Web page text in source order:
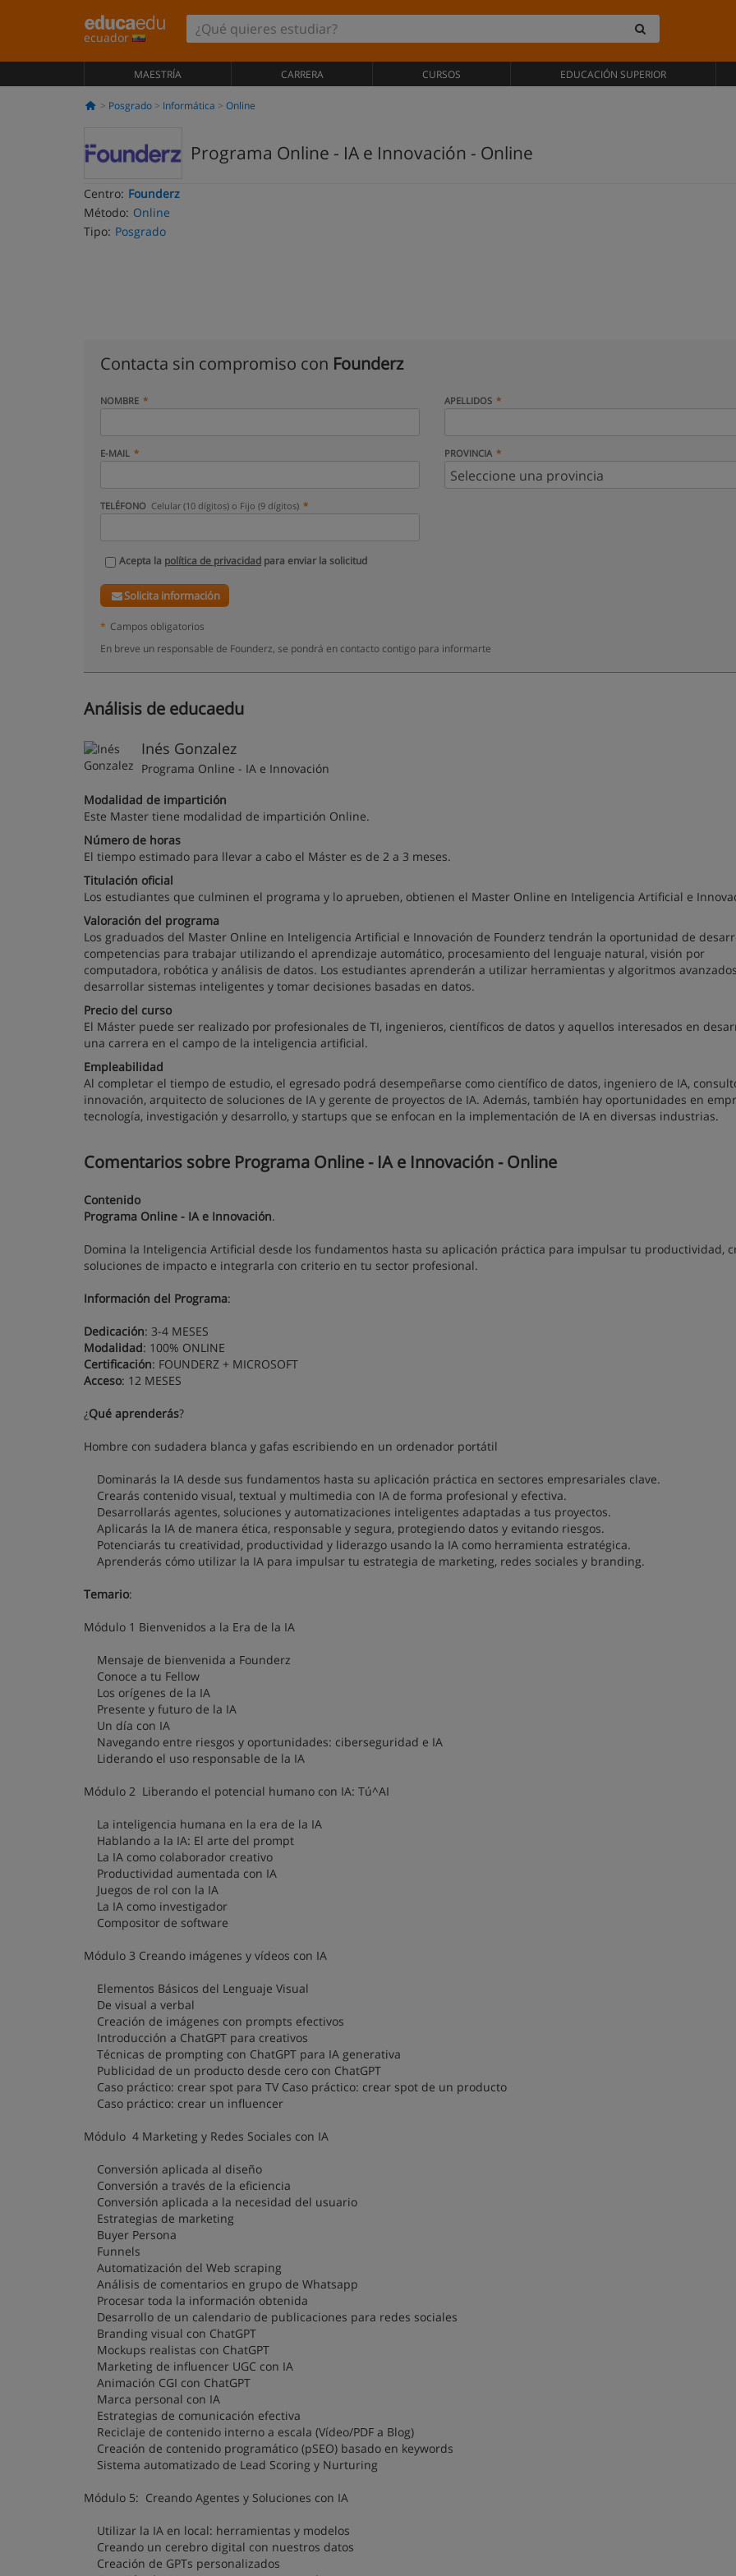
ecuador
MAESTRÍA CARRERA CURSOS EDUCACIÓN SUPERIOR
Posgrado Informática Online
Programa Online - IA e Innovación - Online
Centro: Founderz
Método: Online
Tipo: Posgrado
Contacta sin compromiso con Founderz
NOMBRE APELLIDOS
E-MAIL PROVINCIA
TELÉFONO Celular (10 dígitos) o Fijo (9 dígitos)
Acepta la política de privacidad para enviar la solicitud
Solicita información
* Campos obligatorios
En breve un responsable de Founderz, se pondrá en contacto contigo para informarte
Análisis de educaedu
Inés Gonzalez
Programa Online - IA e Innovación
Modalidad de impartición
Este Master tiene modalidad de impartición Online.
Número de horas
El tiempo estimado para llevar a cabo el Máster es de 2 a 3 meses.
Titulación oficial
Los estudiantes que culminen el programa y lo aprueben, obtienen el Master Online en Inteligencia Artificial e
Valoración del programa
Los graduados del Master Online en Inteligencia Artificial e Innovación de Founderz tendrán la oportunidad de
competencias para trabajar utilizando el aprendizaje automático, procesamiento del lenguaje natural, visión por
computadora, robótica y análisis de datos. Los estudiantes aprenderán a utilizar herramientas y algoritmos
desarrollar sistemas inteligentes y tomar decisiones basadas en datos.
Precio del curso
El Máster puede ser realizado por profesionales de TI, ingenieros, científicos de datos y aquellos interesados ​​en
una carrera en el campo de la inteligencia artificial.
Empleabilidad
Al completar el tiempo de estudio, el egresado podrá desempeñarse como científico de datos, ingeniero de IA,
innovación, arquitecto de soluciones de IA y gerente de proyectos de IA. Además, también hay oportunidades en
tecnología, investigación y desarrollo, y startups que se enfocan en la implementación de IA en diversas industrias.
Comentarios sobre Programa Online - IA e Innovación - Online
Contenido
Programa Online - IA e Innovación.
Domina la Inteligencia Artificial desde los fundamentos hasta su aplicación práctica para impulsar tu productividad,
soluciones de impacto e integrarla con criterio en tu sector profesional.
Información del Programa:
Dedicación: 3-4 MESES
Modalidad: 100% ONLINE
Certificación: FOUNDERZ + MICROSOFT
Acceso: 12 MESES
¿Qué aprenderás?
Hombre con sudadera blanca y gafas escribiendo en un ordenador portátil
Dominarás la IA desde sus fundamentos hasta su aplicación práctica en sectores empresariales clave.
Crearás contenido visual, textual y multimedia con IA de forma profesional y efectiva.
Desarrollarás agentes, soluciones y automatizaciones inteligentes adaptadas a tus proyectos.
Aplicarás la IA de manera ética, responsable y segura, protegiendo datos y evitando riesgos.
Potenciarás tu creatividad, productividad y liderazgo usando la IA como herramienta estratégica.
Aprenderás cómo utilizar la IA para impulsar tu estrategia de marketing, redes sociales y branding.
Temario:
Módulo 1 Bienvenidos a la Era de la IA
Mensaje de bienvenida a Founderz
Conoce a tu Fellow
Los orígenes de la IA
Presente y futuro de la IA
Un día con IA
Navegando entre riesgos y oportunidades: ciberseguridad e IA
Liderando el uso responsable de la IA
Módulo 2 Liberando el potencial humano con IA: Tú^AI
La inteligencia humana en la era de la IA
Hablando a la IA: El arte del prompt
La IA como colaborador creativo
Productividad aumentada con IA
Juegos de rol con la IA
La IA como investigador
Compositor de software
Módulo 3 Creando imágenes y vídeos con IA
Elementos Básicos del Lenguaje Visual
De visual a verbal
Creación de imágenes con prompts efectivos
Introducción a ChatGPT para creativos
Técnicas de prompting con ChatGPT para IA generativa
Publicidad de un producto desde cero con ChatGPT
Caso práctico: crear spot para TV Caso práctico: crear spot de un producto
Caso práctico: crear un influencer
Módulo 4 Marketing y Redes Sociales con IA
Conversión aplicada al diseño
Conversión a través de la eficiencia
Conversión aplicada a la necesidad del usuario
Estrategias de marketing
Buyer Persona
Funnels
Automatización del Web scraping
Análisis de comentarios en grupo de Whatsapp
Procesar toda la información obtenida
Desarrollo de un calendario de publicaciones para redes sociales
Branding visual con ChatGPT
Mockups realistas con ChatGPT
Marketing de influencer UGC con IA
Animación CGI con ChatGPT
Marca personal con IA
Estrategias de comunicación efectiva
Reciclaje de contenido interno a escala (Vídeo/PDF a Blog)
Creación de contenido programático (pSEO) basado en keywords
Sistema automatizado de Lead Scoring y Nurturing
Módulo 5: Creando Agentes y Soluciones con IA
Utilizar la IA en local: herramientas y modelos
Creando un cerebro digital con nuestros datos
Creación de GPTs personalizados